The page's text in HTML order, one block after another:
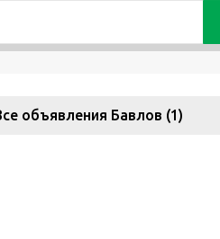
объявления Бавлов (1)